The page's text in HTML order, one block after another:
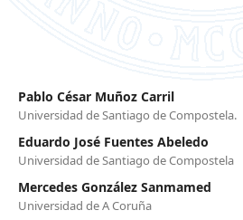
Pablo César Muñoz Carril
Universidad de Santiago de Compostela.
Eduardo José Fuentes Abeledo
Universidad de Santiago de Compostela
Mercedes González Sanmamed
Universidad de A Coruña